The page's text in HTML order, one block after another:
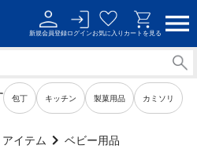
新規会員登録ログインお気に入り カートを見る
包丁 キッチン 製菓用品 カミソリ
アイテム ベビー用品